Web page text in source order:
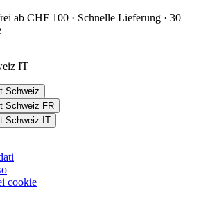
ab CHF 100 · Schnelle Lieferung · 30
IT
Schweiz
Schweiz FR
Schweiz IT
cookie